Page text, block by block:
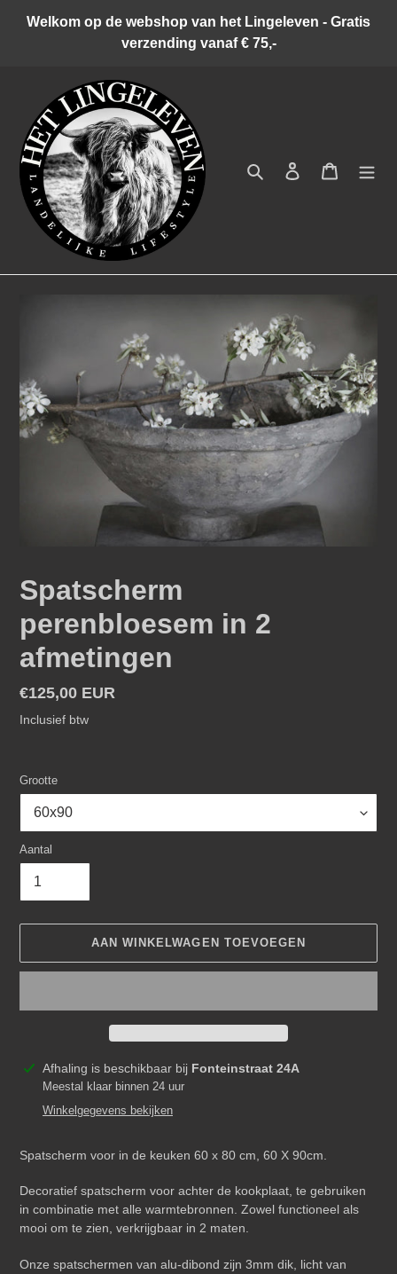
Welkom op de webshop van het Lingeleven - Gratis
verzending vanaf € 75,-
Zoeken Inloggen
Spatscherm
perenbloesem in 2
afmetingen
Normale
prijs
€125,00 EUR
Inclusief btw
Grootte
Aantal
AAN WINKELWAGEN TOEVOEGEN
Product
toegevoegen
Afhaling is beschikbaar bij Fonteinstraat 24A
Meestal klaar binnen 24 uur
Winkelgegevens bekijken
Spatscherm voor in de keuken 60 x 80 cm, 60 X 90cm.
Decoratief spatscherm voor achter de kookplaat, te gebruiken
in combinatie met alle warmtebronnen. Zowel functioneel als
mooi om te zien, verkrijgbaar in 2 maten.
Onze spatschermen van alu-dibond zijn 3mm dik, licht van